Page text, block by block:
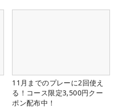
11月までのプレーに2回使え
る！コース限定3,500円クー
ポン配布中！